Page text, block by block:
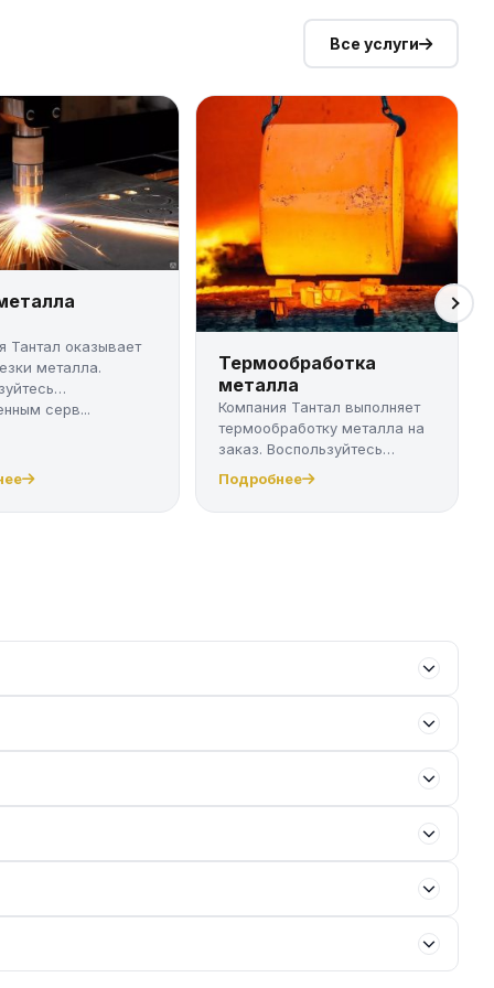
Все услуги
Тантал оказывает
металла.
серв...
Термообработка
металла
Компания Тантал выполняет
термообработку металла на
заказ. Воспользуйтесь
качест...
Подробнее